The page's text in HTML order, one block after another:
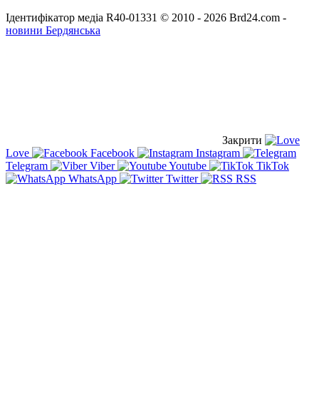
Ідентифікатор медіа R40-01331 © 2010 - 2026 Brd24.com -
новини Бердянська
Закрити
Love
Facebook
Instagram
Telegram
Viber Youtube
TikTok
WhatsApp
Twitter RSS